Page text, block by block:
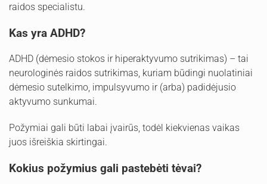
raidos specialistu.
Kas yra ADHD?
ADHD (dėmesio stokos ir hiperaktyvumo sutrikimas) – tai
neurologinės raidos sutrikimas, kuriam būdingi nuolatiniai
dėmesio sutelkimo, impulsyvumo ir (arba) padidėjusio
aktyvumo sunkumai.
Požymiai gali būti labai įvairūs, todėl kiekvienas vaikas
juos išreiškia skirtingai.
Kokius požymius gali pastebėti tėvai?